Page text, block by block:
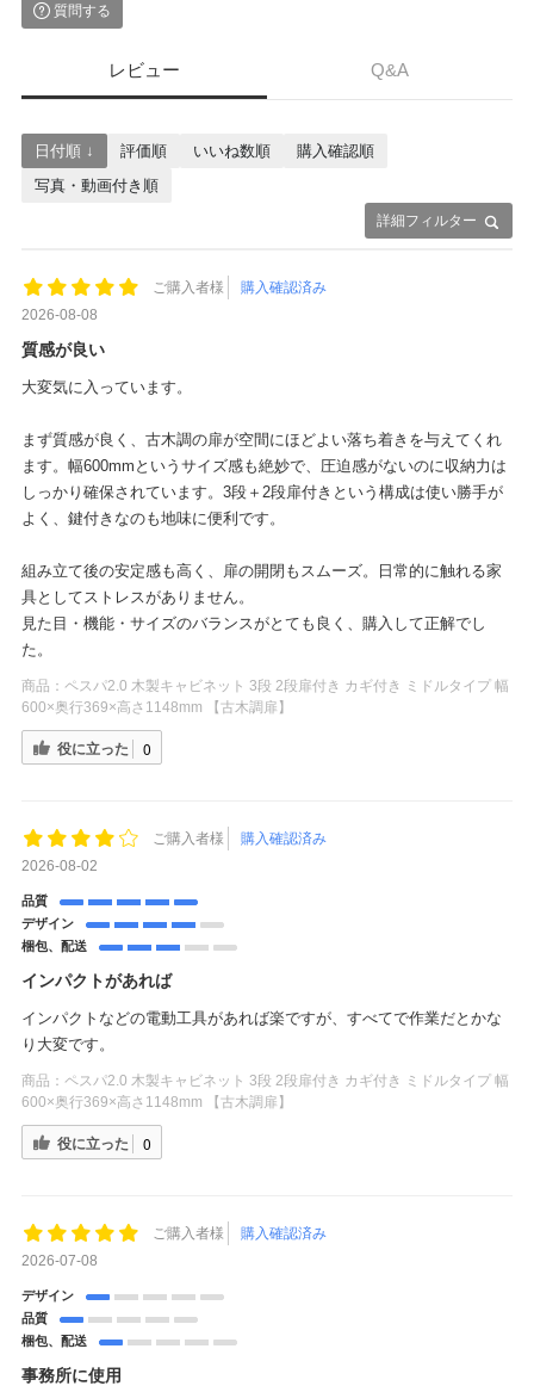
質問する
レビュー Q&A
詳細フィルター
日付順 ↓ 評価順 いいね数順
購入確認順
写真・動画付き順
ご購入者様
購入確認済み
2026-08-08
質感が良い
大変気に入っています。
まず質感が良く、古木調の扉が空間にほどよい落ち着きを与えてくれ
ます。幅600mmというサイズ感も絶妙で、圧迫感がないのに収納力は
しっかり確保されています。3段＋2段扉付きという構成は使い勝手が
よく、鍵付きなのも地味に便利です。
組み立て後の安定感も高く、扉の開閉もスムーズ。日常的に触れる家
具としてストレスがありません。
見た目・機能・サイズのバランスがとても良く、購入して正解でし
た。
商品： ペスパ2.0 木製キャビネット 3段 2段扉付き カギ付き ミドルタイプ 幅
600×奥行369×高さ1148mm 【古木調扉】
役に立った 0
ご購入者様
購入確認済み
2026-08-02
品質
デザイン
梱包、配送
インパクトがあれば
インパクトなどの電動工具があれば楽ですが、すべてで作業だとかな
り大変です。
商品： ペスパ2.0 木製キャビネット 3段 2段扉付き カギ付き ミドルタイプ 幅
600×奥行369×高さ1148mm 【古木調扉】
役に立った 0
ご購入者様
購入確認済み
2026-07-08
デザイン
品質
梱包、配送
事務所に使用